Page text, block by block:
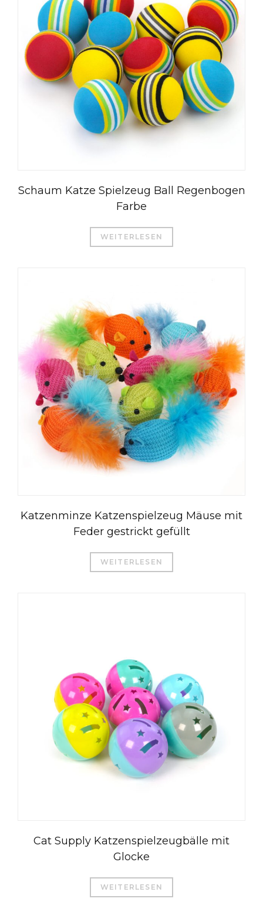
Schaum Katze Spielzeug Ball Regenbogen
Farbe
WEITERLESEN
Katzenminze Katzenspielzeug Mäuse mit
Feder gestrickt gefüllt
WEITERLESEN
Cat Supply Katzenspielzeugbälle mit
Glocke
WEITERLESENРусский
Türkçe
العربية